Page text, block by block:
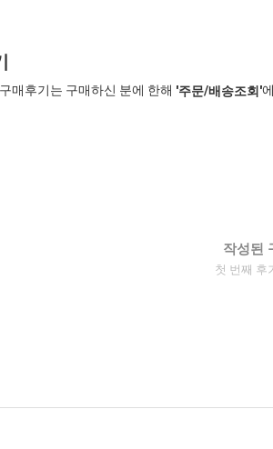
매후기는 구매하신 분에 한해 '주문/배송조회'
작성된
첫 번째 후